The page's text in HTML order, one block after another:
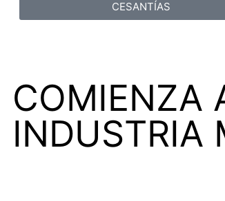
CESANTÍAS
COMIENZA
INDUSTRIA